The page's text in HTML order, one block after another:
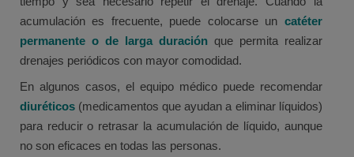
acumulación es frecuente, puede colocarse un catéter
permanente o de larga duraciónque permita realizar
drenajes periódicos con mayor comodidad.
En algunos casos, el equipo médico puede recomendar
diuréticos (medicamentos que ayudan a eliminar líquidos)
para reducir o retrasar la acumulación de líquido, aunque
no son eficaces en todas las personas.